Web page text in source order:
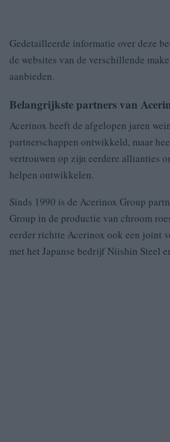
Gedetailleerde informatie over deze
de websites van de verschillende
aanbieden.
Belangrijkste partners van
Acerinox heeft de afgelopen jaren
partnerschappen ontwikkeld, maar
vertrouwen op zijn eerdere allianties
helpen ontwikkelen.
Sinds 1990 is de Acerinox Group
Group in de productie van chroom
eerder richtte Acerinox ook een joint
met het Japanse bedrijf Niishin Steel